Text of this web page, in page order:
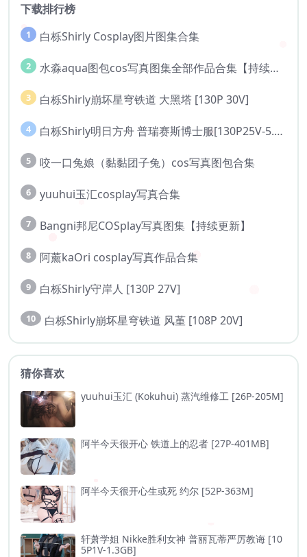
下载排行榜
1 白栎Shirly Cosplay图片图集合集
2 水淼aqua图包cos写真图集全部作品合集【持续更新..】
3 白栎Shirly崩坏星穹铁道 大黑塔 [130P 30V]
4 白栎Shirly明日方舟 普瑞赛斯博士服[130P25V-5.76G]
5 咬一口兔娘（黏黏团子兔）cos写真图包合集
6 yuuhui玉汇cosplay写真合集
7 Bangni邦尼COSplay写真图集【持续更新】
8 阿薰kaOri cosplay写真作品合集
9 白栎Shirly守岸人 [130P 27V]
10 白栎Shirly崩坏星穹铁道 风堇 [108P 20V]
猜你喜欢
yuuhui玉汇 (Kokuhui) 蒸汽维修工 [26P-205M]
阿半今天很开心 铁道上的忍者 [27P-401MB]
阿半今天很开心生或死 约尔 [52P-363M]
轩萧学姐 Nikke胜利女神 普丽瓦蒂严厉教诲 [10
5P1V-1.3GB]